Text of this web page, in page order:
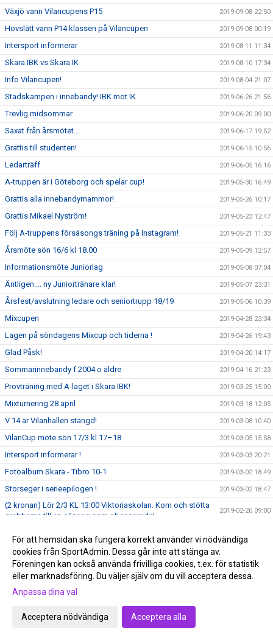
Växjö vann Vilancupens P15 2019-09-08 22:50
Hovslätt vann P14 klassen på Vilancupen 2019-09-08 00:19
Intersport informerar 2019-08-11 11:34
Skara IBK vs Skara IK 2019-08-10 17:34
Info Vilancupen! 2019-08-04 21:07
Stadskampen i innebandy! IBK mot IK 2019-06-26 21:56
Trevlig midsommar 2019-06-20 09:00
Saxat från årsmötet... 2019-06-17 19:52
Grattis till studenten! 2019-06-15 10:56
Ledarträff 2019-06-05 16:16
A-truppen är i Göteborg och spelar cup! 2019-05-30 16:49
Grattis alla innebandymammor! 2019-05-26 10:17
Grattis Mikael Nyström! 2019-05-23 12:47
Följ A-truppens försäsongs träning på Instagram! 2019-05-21 11:33
Årsmöte sön 16/6 kl 18.00 2019-05-09 12:57
Informationsmöte Juniorlag 2019-05-08 07:04
Äntligen.... ny Juniortränare klar! 2019-05-07 23:31
Årsfest/avslutning ledare och seniortrupp 18/19 2019-05-06 10:39
Mixcupen 2019-04-28 23:34
Lagen på söndagens Mixcup och tiderna ! 2019-04-26 19:43
Glad Påsk! 2019-04-20 14:17
Sommarinnebandy f.2004 o äldre 2019-04-16 21:23
Provträning med A-laget i Skara IBK! 2019-03-25 15:00
Mixturnering 28 april 2019-03-18 12:05
V 14 är Vilanhallen stängd! 2019-03-08 10:40
VilanCup möte sön 17/3 kl 17–18 2019-03-05 15:58
Intersport informerar ! 2019-03-03 20:21
Fotoalbum Skara - Tibro 10-1 2019-03-02 18:49
Storseger i serieepilogen ! 2019-03-02 18:47
(2 kronan) Lör 2/3 KL 13:00 Viktoriaskolan. Kom och stötta
grabbarna till en säsong som obesegrade!
2019-02-26 09:00
Påminnelse: Medlemsresa torsdagen den 7 mars !
Ingen a-lagsmatch imorgon lördag ! 2019-02-22 23:38
Håller sviten? Kom och stötta oss!
Bilder från matchen där seriesegern bärgades !
För att hemsidan ska fungera korrekt använder vi nödvändiga
cookies från SportAdmin. Dessa går inte att stänga av.
Föreningen kan också använda frivilliga cookies, t.ex. för statistik
eller marknadsföring. Du väljer själv om du vill acceptera dessa.
Anpassa dina val
Acceptera nödvändiga Acceptera alla